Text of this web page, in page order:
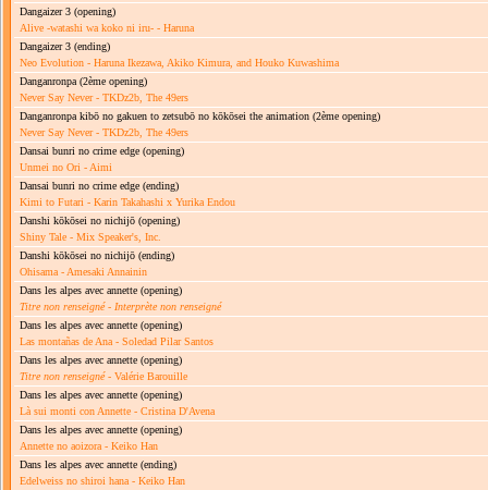
Dangaizer 3 (opening)
Alive -watashi wa koko ni iru- - Haruna
Dangaizer 3 (ending)
Neo Evolution - Haruna Ikezawa, Akiko Kimura, and Houko Kuwashima
Danganronpa (2ème opening)
Never Say Never - TKDz2b, The 49ers
Danganronpa kibō no gakuen to zetsubō no kōkōsei the animation (2ème opening)
Never Say Never - TKDz2b, The 49ers
Dansai bunri no crime edge (opening)
Unmei no Ori - Aimi
Dansai bunri no crime edge (ending)
Kimi to Futari - Karin Takahashi x Yurika Endou
Danshi kōkōsei no nichijō (opening)
Shiny Tale - Mix Speaker's, Inc.
Danshi kōkōsei no nichijō (ending)
Ohisama - Amesaki Annainin
Dans les alpes avec annette (opening)
Titre non renseigné- Interprète non renseigné
Dans les alpes avec annette (opening)
Las montañas de Ana - Soledad Pilar Santos
Dans les alpes avec annette (opening)
Titre non renseigné- Valérie Barouille
Dans les alpes avec annette (opening)
Là sui monti con Annette - Cristina D'Avena
Dans les alpes avec annette (opening)
Annette no aoizora - Keiko Han
Dans les alpes avec annette (ending)
Edelweiss no shiroi hana - Keiko Han